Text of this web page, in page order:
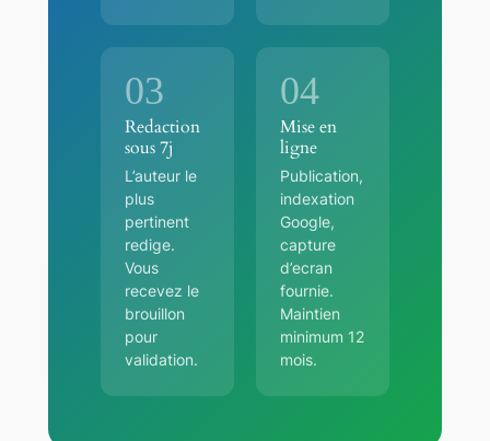
03
Redaction
sous 7j
L’auteur le
plus
pertinent
redige.
Vous
recevez le
brouillon
pour
validation.
04
Mise en
ligne
Publication,
indexation
Google,
capture
d’ecran
fournie.
Maintien
minimum 12
mois.